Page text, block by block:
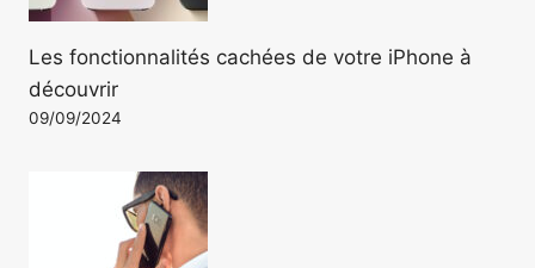
Les fonctionnalités cachées de votre iPhone à
découvrir
09/09/2024